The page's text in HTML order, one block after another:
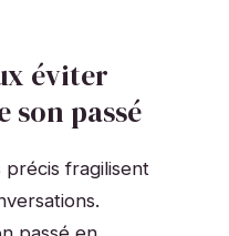
éviter
son passé
fragilisent